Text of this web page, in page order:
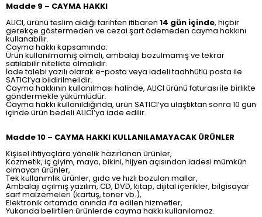
Madde 9 – CAYMA HAKKI
ALICI, ürünü teslim aldığı tarihten itibaren 14 gün içinde, hiçbir
gerekçe göstermeden ve cezai şart ödemeden cayma hakkını
kullanabilir.
Cayma hakkı kapsamında:
Ürün kullanılmamış olmalı, ambalajı bozulmamış ve tekrar
satılabilir nitelikte olmalıdır.
İade talebi yazılı olarak e-posta veya iadeli taahhütlü posta ile
SATICI’ya bildirilmelidir.
Cayma hakkının kullanılması halinde, ALICI ürünü faturası ile birlikte
göndermekle yükümlüdür.
Cayma hakkı kullanıldığında, ürün SATICI’ya ulaştıktan sonra 10 gün
içinde ürün bedeli ALICI’ya iade edilir.
Madde 10 – CAYMA HAKKI KULLANILAMAYACAK ÜRÜNLER
Kişisel ihtiyaçlara yönelik hazırlanan ürünler,
Kozmetik, iç giyim, mayo, bikini, hijyen açısından iadesi mümkün
olmayan ürünler,
Tek kullanımlık ürünler, gıda ve hızlı bozulan mallar,
Ambalajı açılmış yazılım, CD, DVD, kitap, dijital içerikler, bilgisayar
sarf malzemeleri (kartuş, toner vb.),
Elektronik ortamda anında ifa edilen hizmetler,
Yukarıda belirtilen ürünlerde cayma hakkı kullanılamaz.